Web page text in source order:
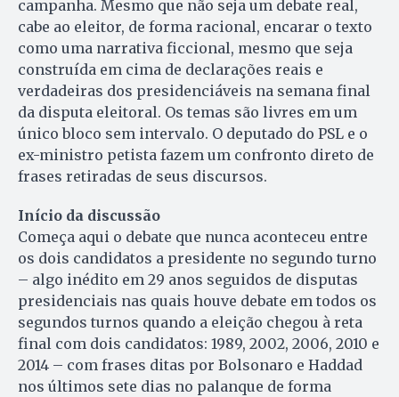
campanha. Mesmo que não seja um debate real,
cabe ao eleitor, de forma racional, encarar o texto
como uma narrativa ficcional, mesmo que seja
construída em cima de declarações reais e
verdadeiras dos presidenciáveis na semana final
da disputa eleitoral. Os temas são livres em um
único bloco sem intervalo. O deputado do PSL e o
ex-ministro petista fazem um confronto direto de
frases retiradas de seus discursos.
Início da discussão
Começa aqui o debate que nunca aconteceu entre
os dois candidatos a presidente no segundo turno
– algo inédito em 29 anos seguidos de disputas
presidenciais nas quais houve debate em todos os
segundos turnos quando a eleição chegou à reta
final com dois candidatos: 1989, 2002, 2006, 2010 e
2014 – com frases ditas por Bolsonaro e Haddad
nos últimos sete dias no palanque de forma